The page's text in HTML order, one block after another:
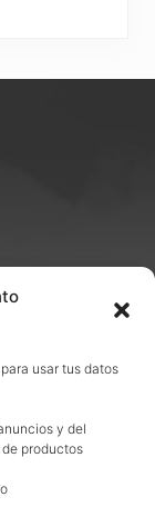
usar tus datos
y del
productos